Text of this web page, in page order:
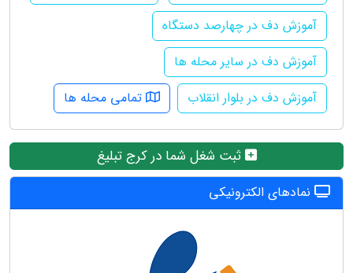
آموزش دف در چهارصد دستگاه
آموزش دف در سایر محله ها
آموزش دف در بلوار انقلاب
تمامی محله ها
ثبت شغل شما در کرج تبلیغ
نمادهای الکترونیکی